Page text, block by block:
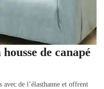
de canapé
avec de l’élasthanne et offrent